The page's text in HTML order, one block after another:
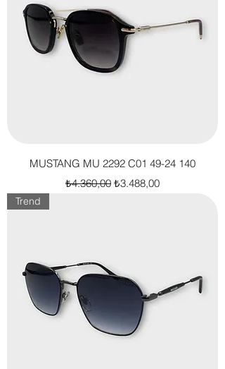
MUSTANG MU 2292 C01 49-24 140
Normal Fiyat
₺4.360,00 İndirimli Fiyat
₺3.488,00
Trend